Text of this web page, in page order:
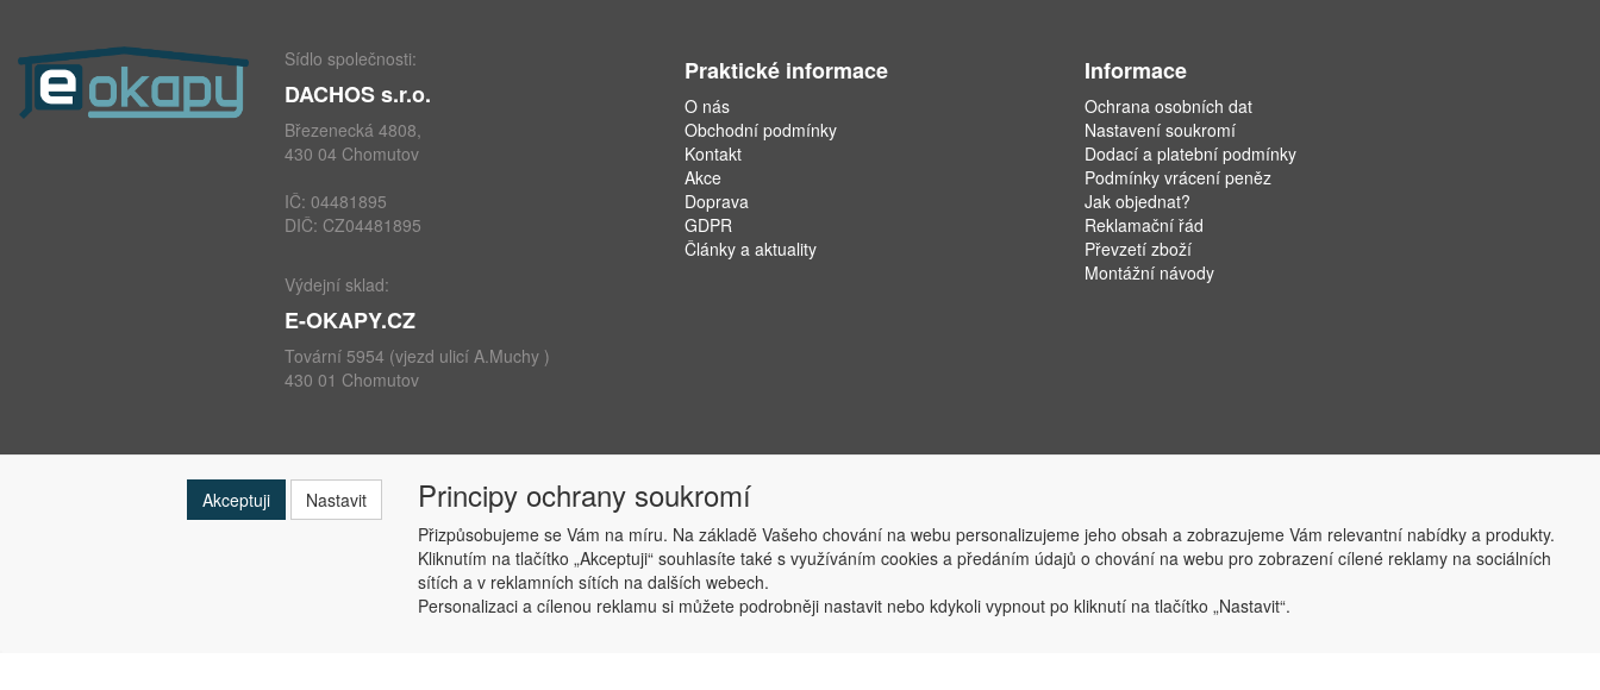
Sídlo společnosti:
DACHOS s.r.o.
Březenecká 4808,
430 04 Chomutov
IČ: 04481895
DIČ: CZ04481895
Výdejní sklad:
E-OKAPY.CZ
Tovární 5954 (vjezd ulicí A.Muchy )
430 01 Chomutov
telefon: +420 724 693 604
e-mail:info@e-okapy.cz
Praktické informace
O nás
Obchodní podmínky
Kontakt
Akce
Doprava
GDPR
Články a aktuality
Informace
Ochrana osobních dat
Nastavení soukromí
Dodací a platební podmínky
Podmínky vrácení peněz
Jak objednat?
Reklamační řád
Převzetí zboží
Montážní návody
Copyright © ABRA Software a.s. 2019
Akceptuji Nastavit Principy ochrany soukromí
Přizpůsobujeme se Vám na míru. Na základě Vašeho chování na webu personalizujeme jeho obsah a zobrazujeme Vám relevantní nabídky a produkty.
Kliknutím na tlačítko „Akceptuji“ souhlasíte také s využíváním cookies a předáním údajů o chování na webu pro zobrazení cílené reklamy na sociálních
sítích a v reklamních sítích na dalších webech.
Personalizaci a cílenou reklamu si můžete podrobněji nastavit nebo kdykoli vypnout po kliknutí na tlačítko „Nastavit“.